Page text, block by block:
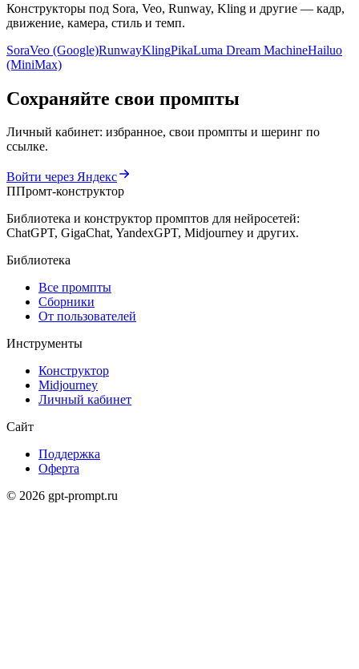
Конструкторы под Sora, Veo, Runway, Kling и другие — кадр,
движение, камера, стиль и темп.
SoraVeo (Google)RunwayKlingPikaLuma Dream MachineHailuo
(MiniMax)
Сохраняйте свои промпты
Личный кабинет: избранное, свои промпты и шеринг по
ссылке.
Войти через Яндекс
ППромт-конструктор
Библиотека и конструктор промптов для нейросетей:
ChatGPT, GigaChat, YandexGPT, Midjourney и других.
Библиотека
Все промпты
Сборники
От пользователей
Инструменты
Конструктор
Midjourney
Личный кабинет
Сайт
Поддержка
Оферта
© 2026 gpt-prompt.ru